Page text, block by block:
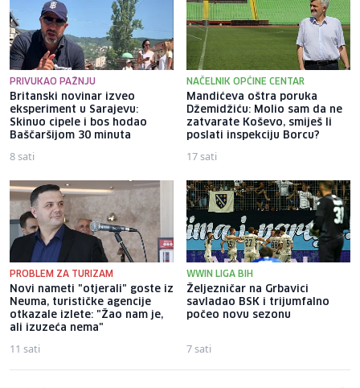
PRIVUKAO PAŽNJU
Britanski novinar izveo
eksperiment u Sarajevu:
Skinuo cipele i bos hodao
Baščaršijom 30 minuta
8 sati
NAČELNIK OPĆINE CENTAR
Mandićeva oštra poruka
Džemidžiću: Molio sam da ne
zatvarate Koševo, smiješ li
poslati inspekciju Borcu?
17 sati
PROBLEM ZA TURIZAM
Novi nameti "otjerali" goste iz
Neuma, turističke agencije
otkazale izlete: "Žao nam je,
ali izuzeća nema"
11 sati
WWIN LIGA BIH
Željezničar na Grbavici
savladao BSK i trijumfalno
počeo novu sezonu
7 sati